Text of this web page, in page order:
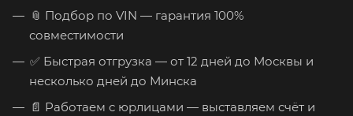
📎 Подбор по VIN — гарантия 100%
совместимости
✅ Быстрая отгрузка — от 12 дней до Москвы и
несколько дней до Минска
📄 Работаем с юрлицами — выставляем счёт и